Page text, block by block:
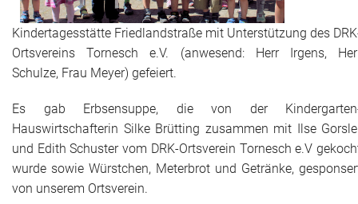
Kindertagesstätte Friedlandstraße mit Unterstützung des
Ortsvereins Tornesch e.V. (anwesend: Herr Irgens,
Schulze, Frau Meyer) gefeiert.
Es gab Erbsensuppe, die von der
Hauswirtschafterin Silke Brütting zusammen mit Ilse
und Edith Schuster vom DRK-Ortsverein Tornesch e.V
wurde sowie Würstchen, Meterbrot und Getränke,
von unserem Ortsverein.